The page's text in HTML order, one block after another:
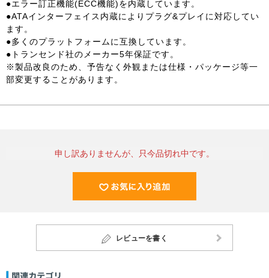
●エラー訂正機能(ECC機能)を内蔵しています。
●ATAインターフェイス内蔵によりプラグ&プレイに対応してい
ます。
●多くのプラットフォームに互換しています。
●トランセンド社のメーカー5年保証です。
※製品改良のため、予告なく外観または仕様・パッケージ等一
部変更することがあります。
申し訳ありませんが、只今品切れ中です。
レビューを書く